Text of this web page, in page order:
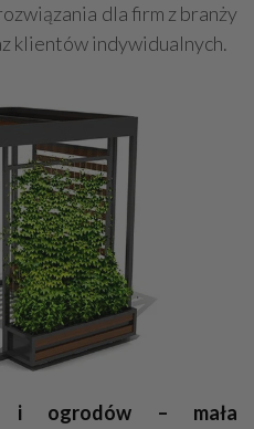
dla firm z branży
klientów indywidualnych.
i ogrodów – mała